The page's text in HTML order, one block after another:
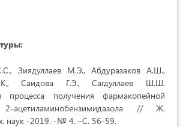
Зиядуллаев М.Э., Абдуразаков А.Ш.,
Саидова Г.Э., Сагдуллаев Ш.Ш.
процесса получения фармакопейной
2-ацетиламинобензимидазола // Ж.
наук -2019. -№ 4. –С. 56-59.